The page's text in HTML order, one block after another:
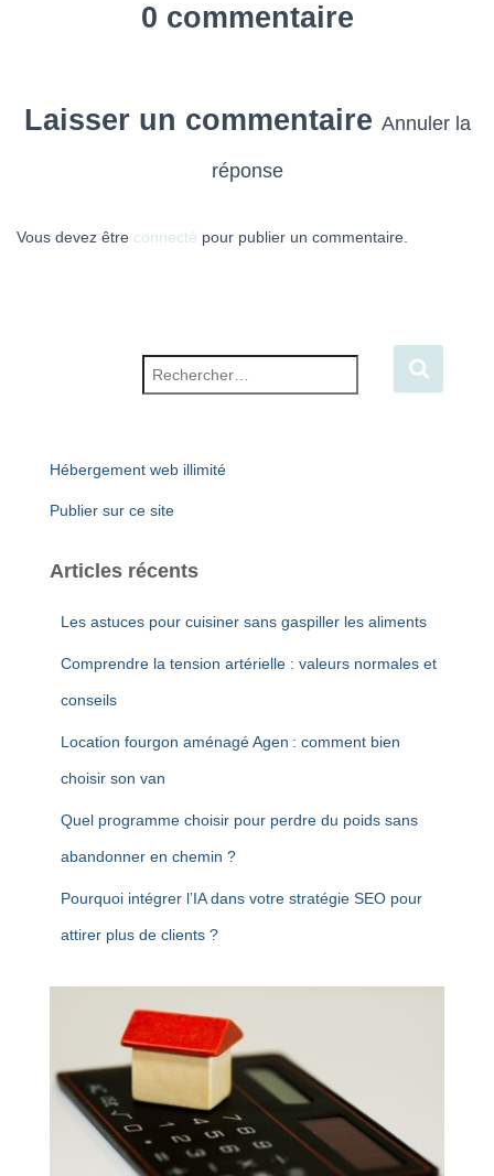
0 commentaire
Laisser un commentaire Annuler la
réponse
Vous devez être connecté pour publier un commentaire.
Hébergement web illimité
Publier sur ce site
Articles récents
Les astuces pour cuisiner sans gaspiller les aliments
Comprendre la tension artérielle : valeurs normales et
conseils
Location fourgon aménagé Agen : comment bien
choisir son van
Quel programme choisir pour perdre du poids sans
abandonner en chemin ?
Pourquoi intégrer l’IA dans votre stratégie SEO pour
attirer plus de clients ?